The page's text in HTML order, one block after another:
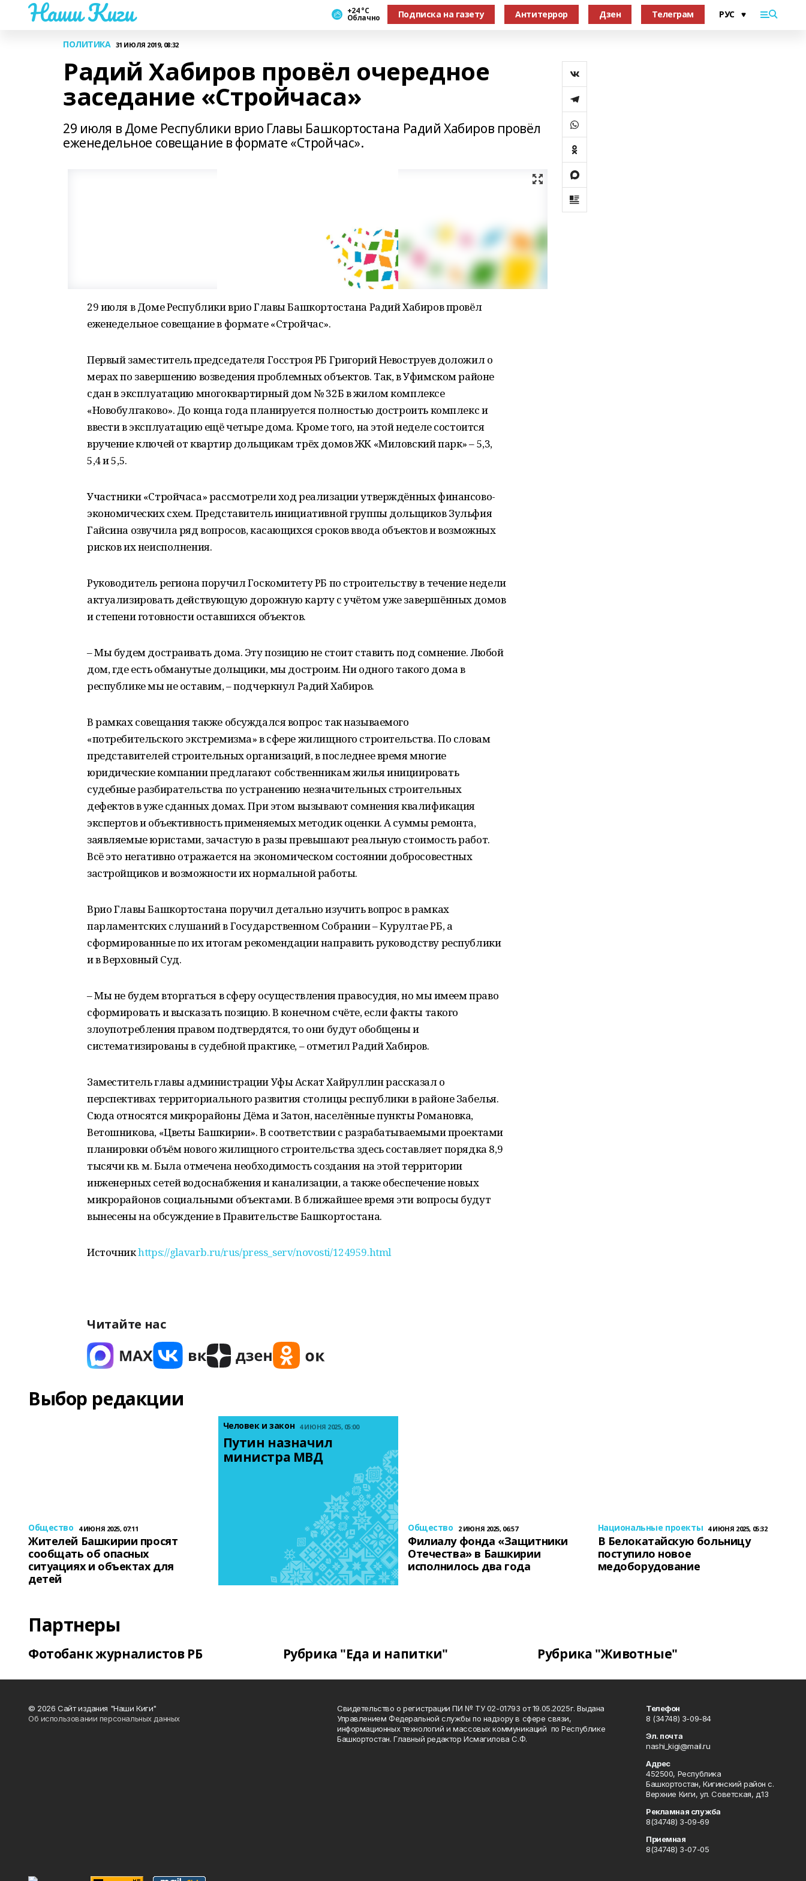
Наши Киги +24 °С
Облачно Подписка на газету Антитеррор Дзен Телеграм
ПОЛИТИКА 31 ИЮЛЯ 2019, 08:32
Радий Хабиров провёл очередное
заседание «Стройчаса»
29 июля в Доме Республики врио Главы Башкортостана Радий Хабиров провёл
еженедельное совещание в формате «Стройчас».
29 июля в Доме Республики врио Главы Башкортостана Радий Хабиров провёл
еженедельное совещание в формате «Стройчас».
Первый заместитель председателя Госстроя РБ Григорий Невоструев доложил о
мерах по завершению возведения проблемных объектов. Так, в Уфимском районе
сдан в эксплуатацию многоквартирный дом № 32Б в жилом комплексе
«Новобулгаково». До конца года планируется полностью достроить комплекс и
ввести в эксплуатацию ещё четыре дома. Кроме того, на этой неделе состоится
вручение ключей от квартир дольщикам трёх домов ЖК «Миловский парк» – 5,3,
5,4 и 5,5.
Участники «Стройчаса» рассмотрели ход реализации утверждённых финансово-
экономических схем. Представитель инициативной группы дольщиков Зульфия
Гайсина озвучила ряд вопросов, касающихся сроков ввода объектов и возможных
рисков их неисполнения.
Руководитель региона поручил Госкомитету РБ по строительству в течение недели
актуализировать действующую дорожную карту с учётом уже завершённых домов
и степени готовности оставшихся объектов.
– Мы будем достраивать дома. Эту позицию не стоит ставить под сомнение. Любой
дом, где есть обманутые дольщики, мы достроим. Ни одного такого дома в
республике мы не оставим, – подчеркнул Радий Хабиров.
В рамках совещания также обсуждался вопрос так называемого
«потребительского экстремизма» в сфере жилищного строительства. По словам
представителей строительных организаций, в последнее время многие
юридические компании предлагают собственникам жилья инициировать
судебные разбирательства по устранению незначительных строительных
дефектов в уже сданных домах. При этом вызывают сомнения квалификация
экспертов и объективность применяемых методик оценки. А суммы ремонта,
заявляемые юристами, зачастую в разы превышают реальную стоимость работ.
Всё это негативно отражается на экономическом состоянии добросовестных
застройщиков и возможности их нормальной работы.
Врио Главы Башкортостана поручил детально изучить вопрос в рамках
парламентских слушаний в Государственном Собрании – Курултае РБ, а
сформированные по их итогам рекомендации направить руководству республики
и в Верховный Суд.
– Мы не будем вторгаться в сферу осуществления правосудия, но мы имеем право
сформировать и высказать позицию. В конечном счёте, если факты такого
злоупотребления правом подтвердятся, то они будут обобщены и
систематизированы в судебной практике, – отметил Радий Хабиров.
Заместитель главы администрации Уфы Аскат Хайруллин рассказал о
перспективах территориального развития столицы республики в районе Забелья.
Сюда относятся микрорайоны Дёма и Затон, населённые пункты Романовка,
Ветошникова, «Цветы Башкирии». В соответствии с разрабатываемыми проектами
планировки объём нового жилищного строительства здесь составляет порядка 8,9
тысячи кв. м. Была отмечена необходимость создания на этой территории
инженерных сетей водоснабжения и канализации, а также обеспечение новых
микрорайонов социальными объектами. В ближайшее время эти вопросы будут
вынесены на обсуждение в Правительстве Башкортостана.
Источникhttps://glavarb.ru/rus/press_serv/novosti/124959.html
Читайте нас
Выбор редакции
Общество 4 ИЮНЯ 2025, 07:11
Жителей Башкирии просят
сообщать об опасных
ситуациях и объектах для
детей
Человек и закон 4 ИЮНЯ 2025, 05:00
Путин назначил
министра МВД
Общество 2 ИЮНЯ 2025, 06:57
Филиалу фонда «Защитники
Отечества» в Башкирии
исполнилось два года
Национальные проекты 4 ИЮНЯ 2025, 05:32
В Белокатайскую больницу
поступило новое
медоборудование
Партнеры
Фотобанк журналистов РБ Рубрика "Еда и напитки" Рубрика "Животные"
© 2026 Сайт издания "Наши Киги"
Об использовании персональных данных
Свидетельство о регистрации ПИ № ТУ 02-01793 от 19.05.2025г. Выдана
Управлением Федеральной службы по надзору в сфере связи,
информационных технологий и массовых коммуникаций по Республике
Башкортостан. Главный редактор Исмагилова С.Ф.
Телефон
8 (34748) 3-09-84
Эл. почта
nashi_kigi@mail.ru
Адрес
452500, Республика
Башкортостан, Кигинский район с.
Верхние Киги, ул. Советская, д.13
Рекламная служба
8(34748) 3-09-69
Приемная
8(34748) 3-07-05